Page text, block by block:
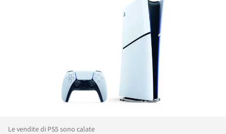
Le vendite di PS5 sono calate